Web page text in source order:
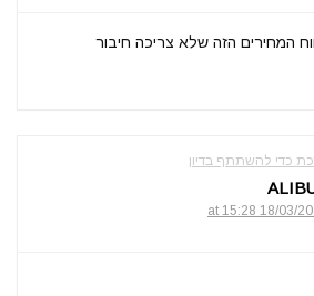
המחירים הזה שלא צריכה חיבור
כדי להשתתף בדיון
18/03/2021 at